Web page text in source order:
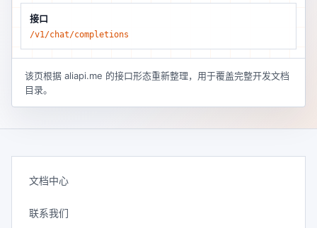
接口
/v1/chat/completions
该页根据 aliapi.me 的接口形态重新整理，用于覆盖完整开发文档
目录。
文档中心
联系我们